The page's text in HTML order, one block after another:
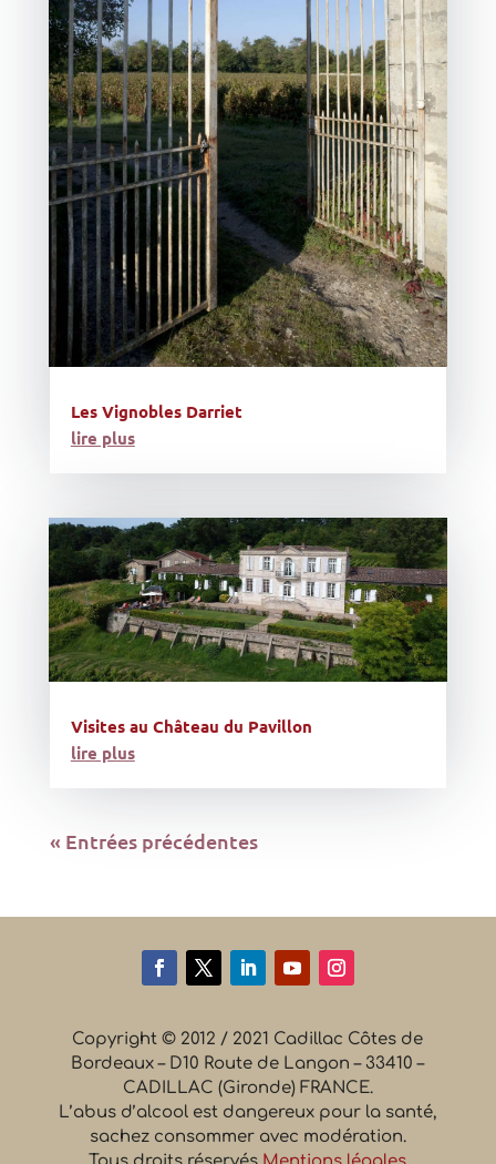
Les Vignobles Darriet
lire plus
Visites au Château du Pavillon
lire plus
« Entrées précédentes
Copyright © 2012 / 2021 Cadillac Côtes de
Bordeaux – D10 Route de Langon – 33410 –
CADILLAC (Gironde) FRANCE.
L’abus d’alcool est dangereux pour la santé,
sachez consommer avec modération.